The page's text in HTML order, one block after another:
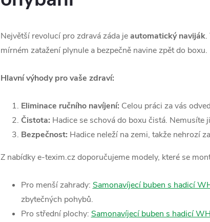
Největší revolucí pro zdravá záda je automatický naviják.
mírném zatažení plynule a bezpečně navine zpět do boxu.
Hlavní výhody pro vaše zdraví:
Eliminace ručního navíjení: Celou práci za vás
Čistota: Hadice se schová do boxu čistá. Nemusíte
Bezpečnost: Hadice neleží na zemi, takže nehrozí
Z nabídky e-texim.cz doporučujeme modely, které se
Pro menší zahrady: Samonavíjecí buben s hadicí
zbytečných pohybů.
Pro střední plochy: Samonavíjecí buben s hadicí